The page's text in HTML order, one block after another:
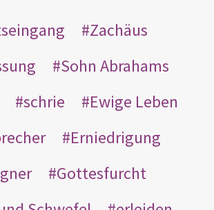
Zachäus
Sohn Abrahams
schrie
Ewige Leben
Erniedrigung
Gottesfurcht